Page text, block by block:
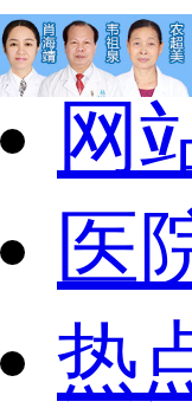
网
医
热